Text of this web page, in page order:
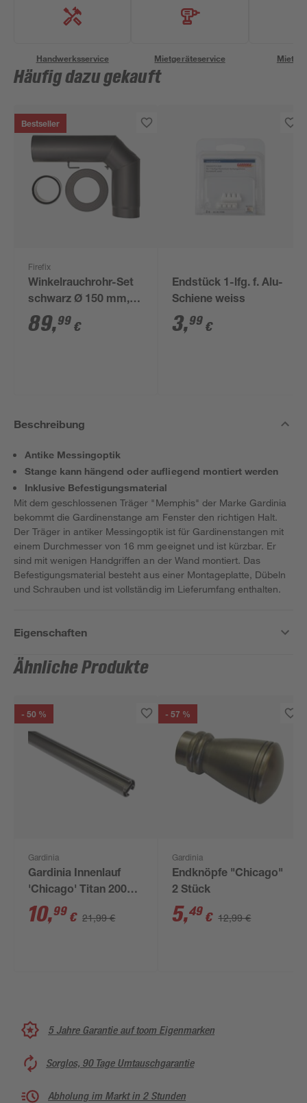
Handwerksservice Mietgeräteservice
Häufig dazu gekauft
Bestseller
Firefix
Winkelrauchrohr-Set
schwarz Ø 150 mm,
3-teilig
89,99 €
Endstück 1-lfg. f. Alu-
Schiene weiss
3,99 €
Beschreibung
Antike Messingoptik
Stange kann hängend oder aufliegend montiert werden
Inklusive Befestigungsmaterial
Mit dem geschlossenen Träger "Memphis" der Marke Gardinia
bekommt die Gardinenstange am Fenster den richtigen Halt.
Der Träger in antiker Messingoptik ist für Gardinenstangen mit
einem Durchmesser von 16 mm geeignet und ist kürzbar. Er
sind mit wenigen Handgriffen an der Wand montiert. Das
Befestigungsmaterial besteht aus einer Montageplatte, Dübeln
und Schrauben und ist vollständig im Lieferumfang enthalten.
Eigenschaften
Ähnliche Produkte
- 50 %
Gardinia
Gardinia Innenlauf
'Chicago' Titan 200
cm
10,99 € 21,99 €
- 57 %
Gardinia
Endknöpfe "Chicago"
2 Stück
5,49 € 12,99 €
5 Jahre Garantie auf toom Eigenmarken
Sorglos, 90 Tage Umtauschgarantie
Abholung im Markt in 2 Stunden